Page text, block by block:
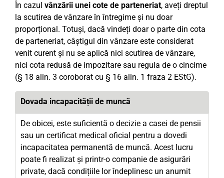
În cazul vânzării unei cote de parteneriat, aveți dreptul
la scutirea de vânzare în întregime și nu doar
proporțional. Totuși, dacă vindeți doar o parte din cota
de parteneriat, câștigul din vânzare este considerat
venit curent și nu se aplică nici scutirea de vânzare,
nici cota redusă de impozitare sau regula de o cincime
(§ 18 alin. 3 coroborat cu § 16 alin. 1 fraza 2 EStG).
Dovada incapacității de muncă
De obicei, este suficientă o decizie a casei de pensii
sau un certificat medical oficial pentru a dovedi
incapacitatea permanentă de muncă. Acest lucru
poate fi realizat și printr-o companie de asigurări
private, dacă condițiile lor îndeplinesc un anumit